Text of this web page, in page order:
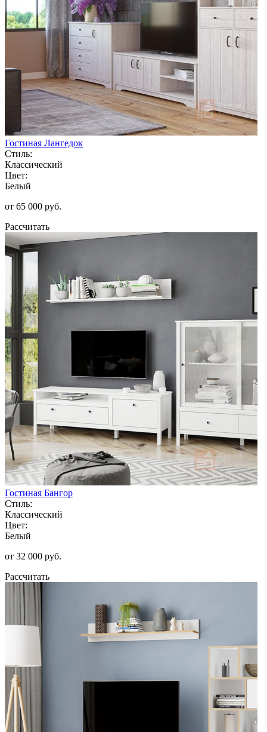
Гостиная Лангедок
Стиль:
Классический
Цвет:
Белый
от 65 000 руб.
Рассчитать
Гостиная Бангор
Стиль:
Классический
Цвет:
Белый
от 32 000 руб.
Рассчитать